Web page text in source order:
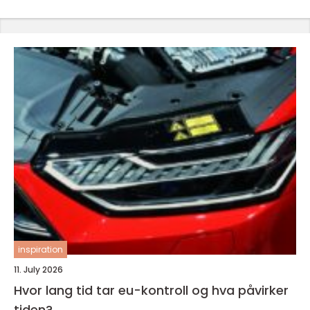
inspiration
11. July 2026
Hvor lang tid tar eu-kontroll og hva påvirker